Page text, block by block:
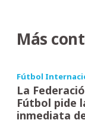
Más
Fútbol
La
Fútbol pide
inmediata